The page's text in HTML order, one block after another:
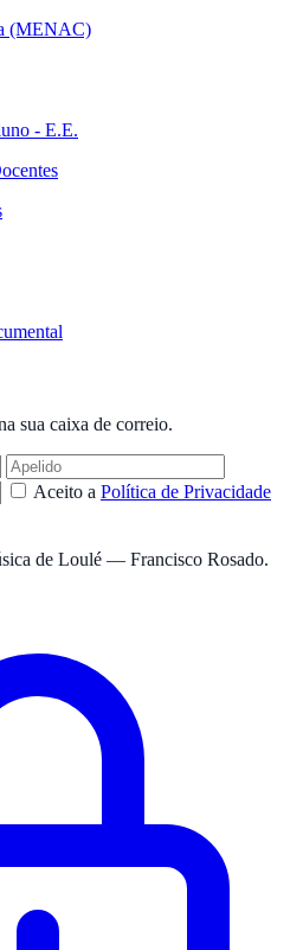
(MENAC)
- E.E.
sua caixa de correio.
Aceito a Política de Privacidade
de Loulé — Francisco Rosado.